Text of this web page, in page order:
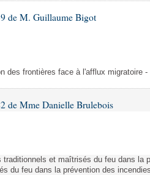
de M. Guillaume Bigot
des frontières face à l'afflux migratoire
de Mme Danielle Brulebois
traditionnels et maîtrisés du feu dans la
du feu dans la prévention des